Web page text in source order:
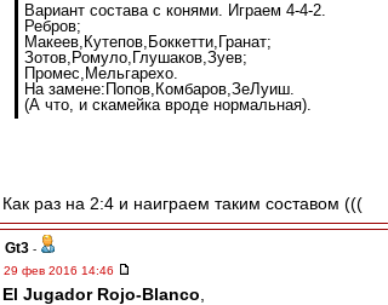
Вариант состава с конями. Играем 4-4-2.
Ребров;
Макеев,Кутепов,Боккетти,Гранат;
Зотов,Ромуло,Глушаков,Зуев;
Промес,Мельгарехо.
На замене:Попов,Комбаров,ЗеЛуиш.
(А что, и скамейка вроде нормальная).
Как раз на 2:4 и наиграем таким составом (((
Gt3 -
29 фев 2016 14:46
El Jugador Rojo-Blanco